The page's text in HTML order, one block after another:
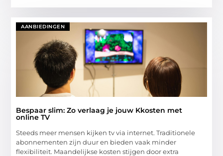
AANBIEDINGEN
Bespaar slim: Zo verlaag je jouw Kkosten met
online TV
Steeds meer mensen kijken tv via internet. Traditionele
abonnementen zijn duur en bieden vaak minder
flexibiliteit. Maandelijkse kosten stijgen door extra